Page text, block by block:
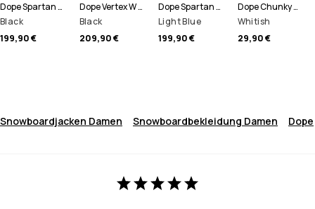
Dope Spartan W Snowboardjacke Damen
Black
199,90 €
Dope Vertex W Snowboardjacke Damen
Black
209,90 €
Dope Spartan W Snowboardjacke Damen
Light Blue
199,90 €
Dope Chunky Mütze
Whitish
29,90 €
Snowboardjacken Damen Snowboardbekleidung Damen Dope